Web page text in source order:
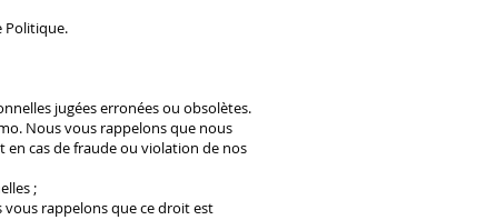
Politique.
jugées erronées ou obsolètes.
Nous vous rappelons que nous
en cas de fraude ou violation de nos
;
rappelons que ce droit est